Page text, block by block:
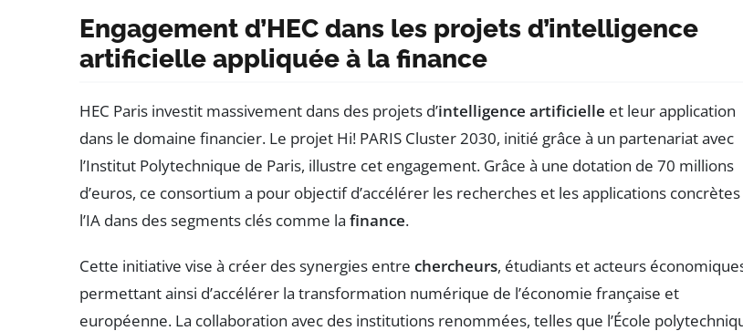
Engagement d’HEC dans les projets d’intelligence
artificielle appliquée à la finance
HEC Paris investit massivement dans des projets d’intelligence artificielle et leur application
dans le domaine financier. Le projet Hi! PARIS Cluster 2030, initié grâce à un partenariat avec
l’Institut Polytechnique de Paris, illustre cet engagement. Grâce à une dotation de 70 millions
d’euros, ce consortium a pour objectif d’accélérer les recherches et les applications
l’IA dans des segments clés comme la finance.
Cette initiative vise à créer des synergies entre chercheurs, étudiants et acteurs
permettant ainsi d’accélérer la transformation numérique de l’économie française et
européenne. La collaboration avec des institutions renommées, telles que l’École